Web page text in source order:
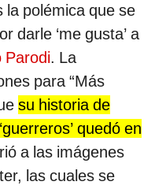
la polémica que se
darle ‘me gusta’ a
Parodi. La
para “Más
su historia de
quedó en
a las imágenes
las cuales se